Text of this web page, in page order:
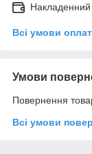
Всі умови
Умови
Повернення
Всі умови